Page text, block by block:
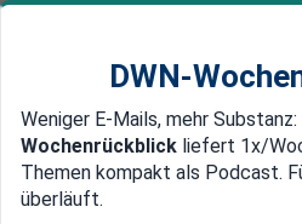
Newsticker MEIN DWN:
Edelmetalle DWN-
DWN-
Weniger E-Mails, mehr Substanz:
Wochenrückblick liefert 1x/
Themen kompakt als Podcast.
überläuft.